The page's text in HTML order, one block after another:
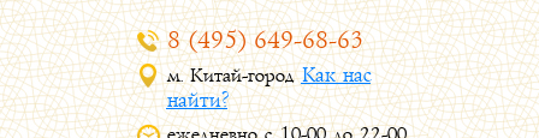
8 (495) 649-68-63
м. Китай-город Как нас
найти?